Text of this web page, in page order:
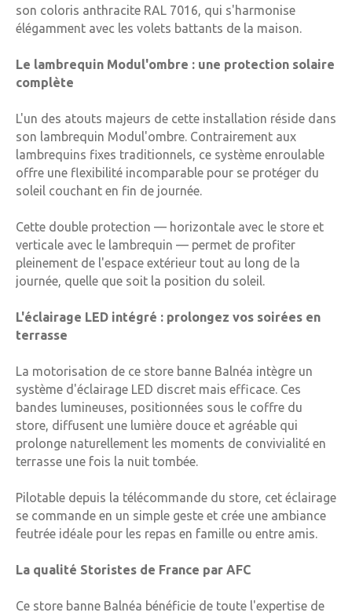
son coloris anthracite RAL 7016, qui s'harmonise
élégamment avec les volets battants de la maison.
Le lambrequin Modul'ombre : une protection solaire
complète
L'un des atouts majeurs de cette installation réside dans
son lambrequin Modul'ombre. Contrairement aux
lambrequins fixes traditionnels, ce système enroulable
offre une flexibilité incomparable pour se protéger du
soleil couchant en fin de journée.
Cette double protection — horizontale avec le store et
verticale avec le lambrequin — permet de profiter
pleinement de l'espace extérieur tout au long de la
journée, quelle que soit la position du soleil.
L'éclairage LED intégré : prolongez vos soirées en
terrasse
La motorisation de ce store banne Balnéa intègre un
système d'éclairage LED discret mais efficace. Ces
bandes lumineuses, positionnées sous le coffre du
store, diffusent une lumière douce et agréable qui
prolonge naturellement les moments de convivialité en
terrasse une fois la nuit tombée.
Pilotable depuis la télécommande du store, cet éclairage
se commande en un simple geste et crée une ambiance
feutrée idéale pour les repas en famille ou entre amis.
La qualité Storistes de France par AFC
Ce store banne Balnéa bénéficie de toute l'expertise de